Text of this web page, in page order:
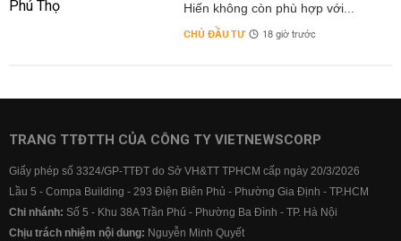
Hiến không còn phù hợp với...
CHỦ ĐẦU TƯ 18 giờ trước
TRANG TTĐTTH CỦA CÔNG TY VIETNEWSCORP
Giấy phép số 3324/GP-TTĐT do Sở VH&TT TPHCM cấp ngày 20/3/2026
Lầu 5 - Compa Building - 293 Điện Biên Phủ - Phường Gia Định - TP.HCM
Chi nhánh: Số 5 - Khu 38A Trần Phú - Phường Ba Đình - TP. Hà Nội
Chịu trách nhiệm nội dung: Nguyễn Minh Quyết